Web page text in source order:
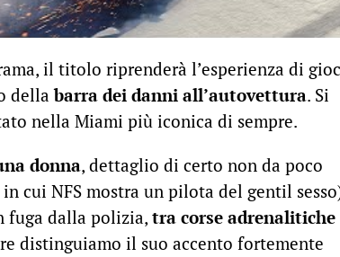
il titolo riprenderà l’esperienza di
dellabarra dei danni all’autovettura. Si
nella Miami più iconica di sempre.
donna, dettaglio di certo non da poco
cui NFS mostra un pilota del gentil
fuga dalla polizia, tra corse adrenalitiche
distinguiamo il suo accento fortemente